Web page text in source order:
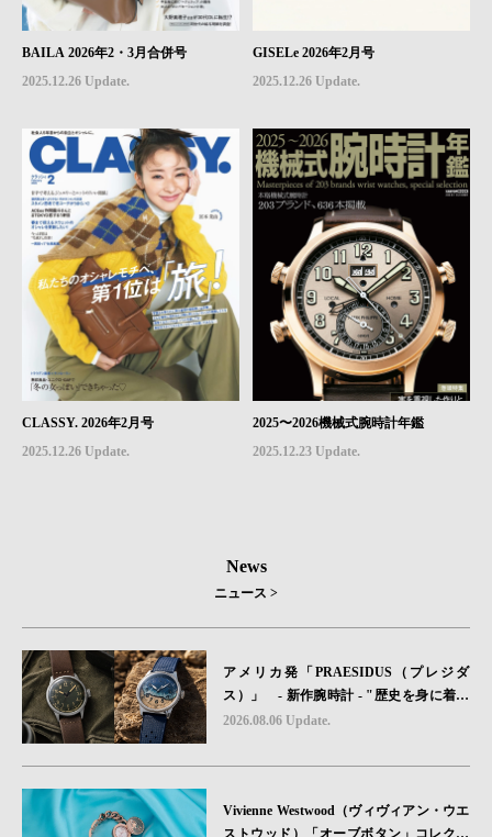
BAILA 2026年2・3月合併号
2025.12.26 Update.
GISELe 2026年2月号
2025.12.26 Update.
CLASSY. 2026年2月号
2025.12.26 Update.
2025〜2026機械式腕時計年鑑
2025.12.23 Update.
News
ニュース >
アメリカ発「PRAESIDUS（プレジダ
ス）」 - 新作腕時計 - "歴史を身に着け
る“ -戦場を駆け抜けたWillys MBのボンネ
砂を文字盤に閉じ込めた「A-11」コレク
2026.08.06 Update.
Vivienne Westwood（ヴィヴィアン・ウエ
ストウッド）「オーブボタン」コレクシ